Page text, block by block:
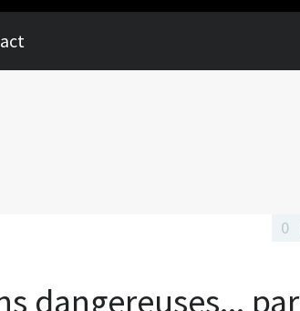
dangereuses... par
0